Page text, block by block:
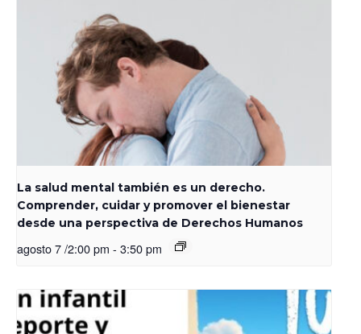
La salud mental también es un derecho.
Comprender, cuidar y promover el bienestar
desde una perspectiva de Derechos Humanos
agosto 7 /2:00 pm - 3:50 pm